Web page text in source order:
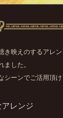
き映えのするアレ
した。
ーンでご活用頂け
レンジ